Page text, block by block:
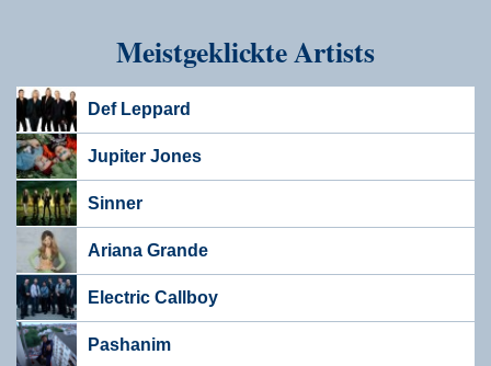
Meistgeklickte Artists
Def Leppard
Jupiter Jones
Sinner
Ariana Grande
Electric Callboy
Pashanim